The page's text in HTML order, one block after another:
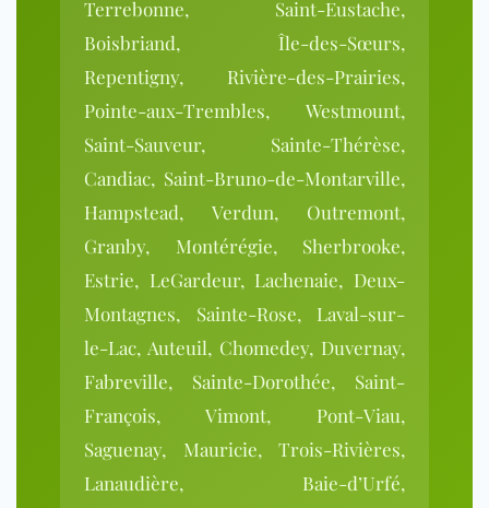
Terrebonne, Saint-Eustache,
Boisbriand, Île-des-Sœurs,
Repentigny, Rivière-des-Prairies,
Pointe-aux-Trembles, Westmount,
Saint-Sauveur, Sainte-Thérèse,
Candiac, Saint-Bruno-de-Montarville,
Hampstead, Verdun, Outremont,
Granby, Montérégie, Sherbrooke,
Estrie, LeGardeur, Lachenaie, Deux-
Montagnes, Sainte-Rose, Laval-sur-
le-Lac, Auteuil, Chomedey, Duvernay,
Fabreville, Sainte-Dorothée, Saint-
François, Vimont, Pont-Viau,
Saguenay, Mauricie, Trois-Rivières,
Lanaudière, Baie-d’Urfé,